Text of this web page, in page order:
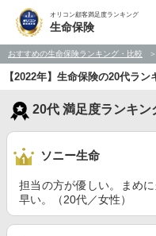
オリコン顧客満足度ランキング
生命保険
おすすめの生命保険ランキング・比較
【2022年】生命保険の20代ラン
20代 満足度ランキン
ソニー生命
担当の方が優しい。まめ
早い。（20代／女性）